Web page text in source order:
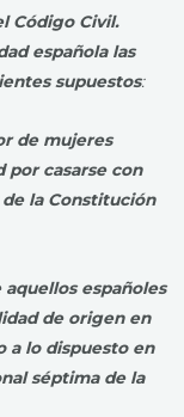
Código Civil.
española las
supuestos:
de mujeres
por casarse con
la Constitución
aquellos españoles
de origen en
a lo dispuesto en
séptima de la